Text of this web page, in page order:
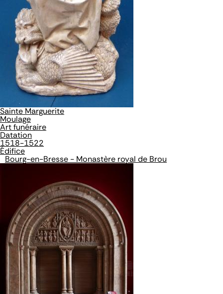
Sainte Marguerite
Moulage
Art funéraire
Datation
1518-1522
Édifice
Bourg-en-Bresse - Monastère royal de Brou